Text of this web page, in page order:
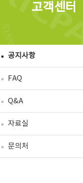
고객센터
공지사항
FAQ
Q&A
자료실
문의처